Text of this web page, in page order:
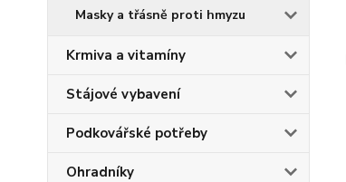
Masky a třásně proti hmyzu
Krmiva a vitamíny
Stájové vybavení
Podkovářské potřeby
Ohradníky